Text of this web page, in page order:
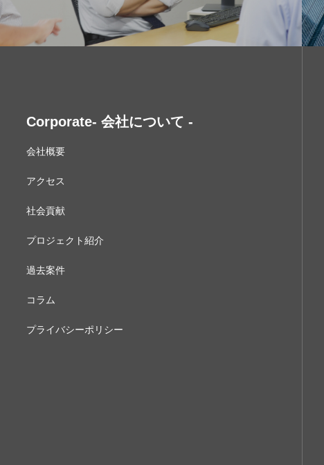
Corporate- 会社について -
会社概要
アクセス
社会貢献
プロジェクト紹介
過去案件
コラム
プライバシーポリシー